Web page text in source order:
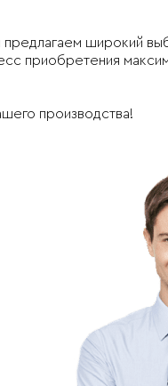
широкий
приобретения
производства!